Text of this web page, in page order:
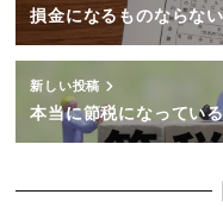
損金になるものならな
新しい投稿
本当に節税になってい